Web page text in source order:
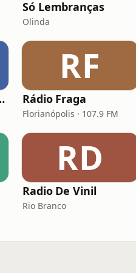
Só Lembranças
Olinda
Rock
RF
Rádio Fraga
Florianópolis · 107.9 FM
RD
Radio De Vinil
Rio Branco